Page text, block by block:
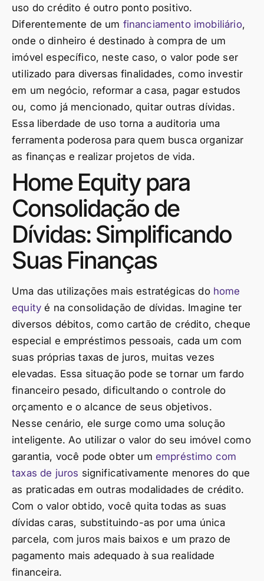
uso do crédito é outro ponto positivo.
Diferentemente de um financiamento imobiliário,
onde o dinheiro é destinado à compra de um
imóvel específico, neste caso, o valor pode ser
utilizado para diversas finalidades, como investir
em um negócio, reformar a casa, pagar estudos
ou, como já mencionado, quitar outras dívidas.
Essa liberdade de uso torna a auditoria uma
ferramenta poderosa para quem busca organizar
as finanças e realizar projetos de vida.
Home Equity para
Consolidação de
Dívidas: Simplificando
Suas Finanças
Uma das utilizações mais estratégicas do home
equity é na consolidação de dívidas. Imagine ter
diversos débitos, como cartão de crédito, cheque
especial e empréstimos pessoais, cada um com
suas próprias taxas de juros, muitas vezes
elevadas. Essa situação pode se tornar um fardo
financeiro pesado, dificultando o controle do
orçamento e o alcance de seus objetivos.
Nesse cenário, ele surge como uma solução
inteligente. Ao utilizar o valor do seu imóvel como
garantia, você pode obter um empréstimo com
taxas de juros significativamente menores do que
as praticadas em outras modalidades de crédito.
Com o valor obtido, você quita todas as suas
dívidas caras, substituindo-as por uma única
parcela, com juros mais baixos e um prazo de
pagamento mais adequado à sua realidade
financeira.